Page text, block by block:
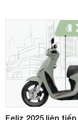
này tiếp tục là
điện đáng chú ý
thông.
Feliz 2025 liên